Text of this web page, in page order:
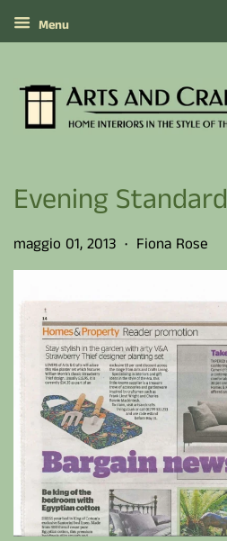
Menu
Evening Standard
maggio 01, 2013 • Fiona Rose